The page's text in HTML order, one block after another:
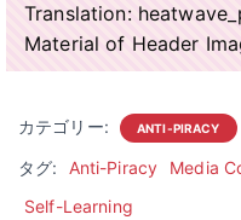
Translation:
Material of Header
カテゴリー: ANTI-PIRACY
タグ: Anti-Piracy Media
Self-Learning